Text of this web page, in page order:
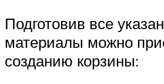
Подготовив все
материалы можно
созданию корзины: